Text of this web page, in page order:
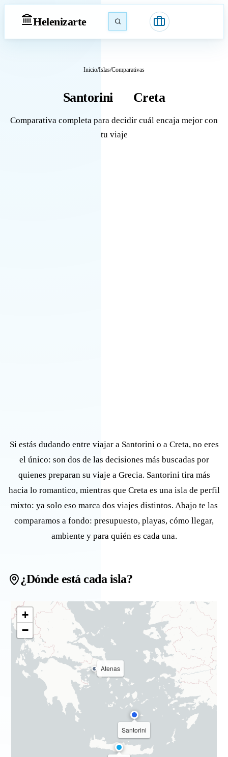
Helenizarte
Inicio/Islas/Comparativas
Santorini Creta
Comparativa completa para decidir cuál encaja mejor con
tu viaje
Si estás dudando entre viajar a Santorini o a Creta, no eres
el único: son dos de las decisiones más buscadas por
quienes preparan su viaje a Grecia. Santorini tira más
hacia lo romantico, mientras que Creta es una isla de perfil
mixto: ya solo eso marca dos viajes distintos. Abajo te las
comparamos a fondo: presupuesto, playas, cómo llegar,
ambiente y para quién es cada una.
¿Dónde está cada isla?
Santorini
Atenas
+
−